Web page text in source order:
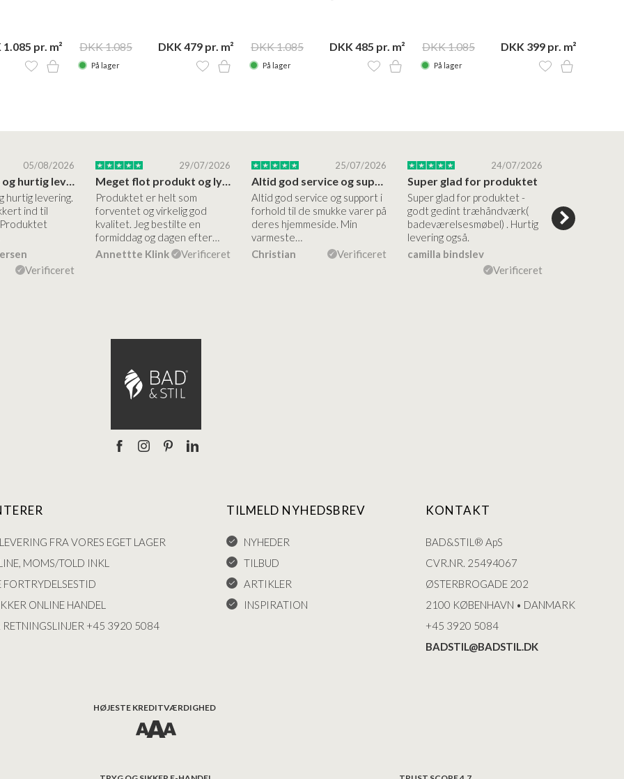
1.085 pr. m² DKK 1.085 DKK 479 pr. m²
På lager
DKK 1.085 DKK 485 pr. m²
På lager
DKK 1.085 DKK 399 pr. m²
På lager
05/08/2026
Høj kvalitet og hurtig levering
hurtig levering.
ind til
Verificeret
29/07/2026
Meget flot produkt og lynhurtigt levering
Produktet er helt som
forventet og virkelig god
kvalitet. Jeg bestilte en
formiddag og dagen efter…
Annettte Klink
Verificeret
25/07/2026
Altid god service og support i forhold…
Altid god service og support i
forhold til de smukke varer på
deres hjemmeside. Min
varmeste…
Christian
Verificeret
24/07/2026
Super glad for produktet
Super glad for produktet -
godt gedint træhåndværk(
badeværelsesmøbel) . Hurtig
levering også.
camilla bindslev
Verificeret
forståelig
nem
FRA VORES EGET LAGER
MOMS/TOLD INKL
ONLINE HANDEL
+45 3920 5084
TILMELD NYHEDSBREV
NYHEDER
TILBUD
ARTIKLER
INSPIRATION
KONTAKT
BAD&STIL® ApS
CVR.NR. 25494067
ØSTERBROGADE 202
2100 KØBENHAVN • DANMARK
+45 3920 5084
BADSTIL@BADSTIL.DK
HØJESTE KREDITVÆRDIGHED